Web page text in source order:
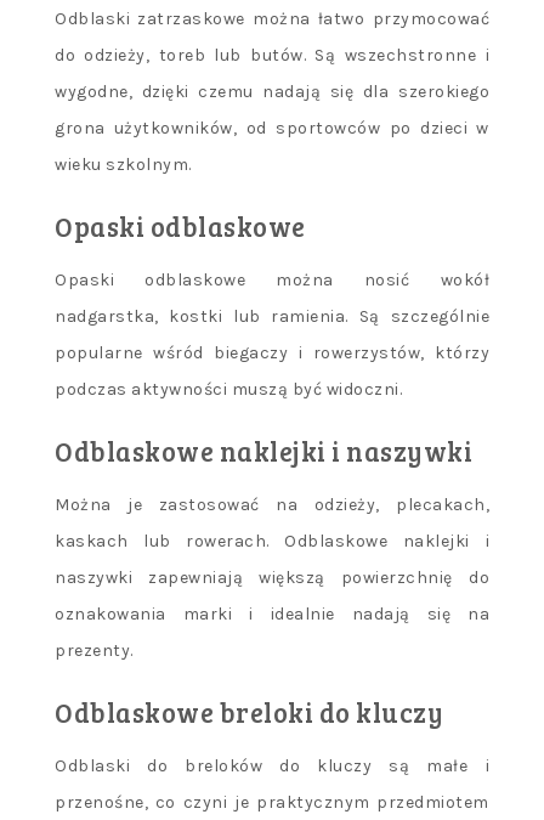
Odblaski zatrzaskowe można łatwo przymocować
do odzieży, toreb lub butów. Są wszechstronne i
wygodne, dzięki czemu nadają się dla szerokiego
grona użytkowników, od sportowców po dzieci w
wieku szkolnym.
Opaski odblaskowe
Opaski odblaskowe można nosić wokół
nadgarstka, kostki lub ramienia. Są szczególnie
popularne wśród biegaczy i rowerzystów, którzy
podczas aktywności muszą być widoczni.
Odblaskowe naklejki i naszywki
Można je zastosować na odzieży, plecakach,
kaskach lub rowerach. Odblaskowe naklejki i
naszywki zapewniają większą powierzchnię do
oznakowania marki i idealnie nadają się na
prezenty.
Odblaskowe breloki do kluczy
Odblaski do breloków do kluczy są małe i
przenośne, co czyni je praktycznym przedmiotem